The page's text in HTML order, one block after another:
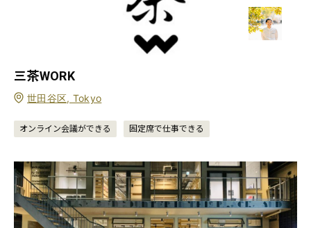
三茶WORK
世田谷区, Tokyo
オンライン会議ができる 固定席で仕事できる